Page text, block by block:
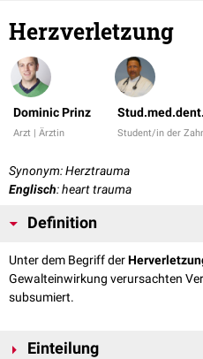
Herzverletzung
Dominic Prinz
Arzt | Ärztin Student/in der
Synonym: Herztrauma
Englisch: heart trauma
Definition
Unter dem Begriff der
Gewalteinwirkung verursachten
subsumiert.
Einteilung